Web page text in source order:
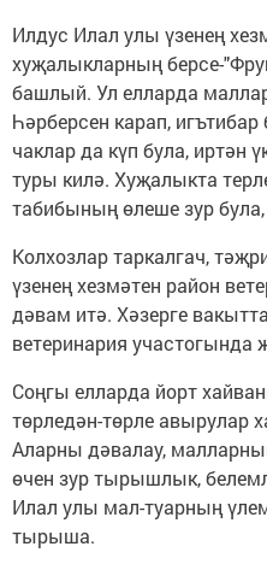
Илдус Илал улы үзенең
хуҗалыкларның берсе-
башлый. Ул елларда
Һәрберсен карап, игътибар
чаклар да күп була, иртән
туры килә. Хуҗалыкта
табибының өлеше зур була,
Колхозлар таркалгач,
үзенең хезмәтен район
дәвам итә. Хәзерге
ветеринария участогында
Соңгы елларда йорт
төрледән-төрле авырулар
Аларны дәвалау,
өчен зур тырышлык,
Илал улы мал-туарның
тырыша.